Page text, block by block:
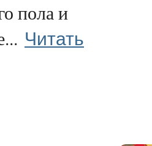
пола и
Читать